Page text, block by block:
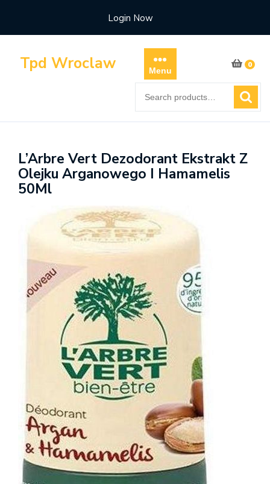
content
Login Now
Tpd Wroclaw Menu
0
for:
L’Arbre Vert Dezodorant Ekstrakt Z
Olejku Arganowego I Hamamelis
50Ml